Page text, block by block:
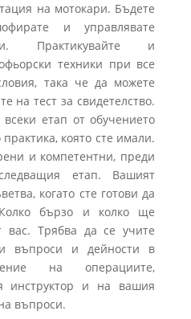
на мотокари. Бъдете
и управлявате
Практикувайте и
техники при все
така че да можете
на тест за свидетелство.
етап от обучението
която сте имали.
и компетентни, преди
етап. Вашият
когато сте готови да
бързо и колко ще
вас. Трябва да се учите
въпроси и дейности в
на операциите,
инструктор и на вашия
въпроси.